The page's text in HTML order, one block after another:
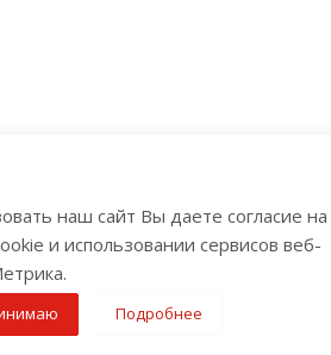
наш сайт Вы даете согласие на
и использовании сервисов веб-
Подробнее